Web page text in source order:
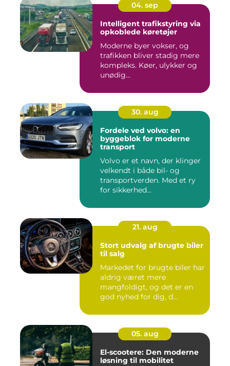
04. sep
Intelligent trafikstyring via
opkoblede køretøjer
Moderne byer vokser, og
trafikken bliver stadig mere
kompleks. Køer, ulykker og
unødig...
30. aug
Fordele ved volvo: en
byggeblok for moderne
transport
Volvo er et navn, der klinger
velkendt i både bil- og
transportverden. Med et ry
for sikkerhed...
21. aug
Stort udvalg af brugte biler
til salg
Markedet for brugte biler har
aldrig været mere
mangfoldigt, og det er en
god nyhed for dig, d...
05. aug
El-scootere: Den moderne
løsning til mobilitet